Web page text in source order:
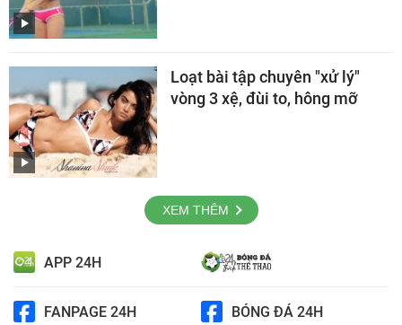
Loạt bài tập chuyên "xử lý"
vòng 3 xệ, đùi to, hông mỡ
XEM THÊM
APP 24H
FANPAGE 24H BÓNG ĐÁ 24H